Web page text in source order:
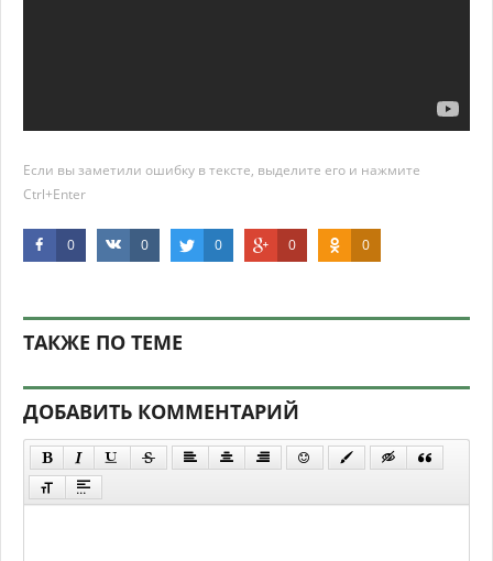
Если вы заметили ошибку в тексте, выделите его и нажмите
Ctrl+Enter
0 0 0 0 0
ТАКЖЕ ПО ТЕМЕ
ДОБАВИТЬ КОММЕНТАРИЙ